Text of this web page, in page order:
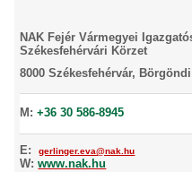
NAK Fejér Vármegyei
Székesfehérvári Körzet
8000 Székesfehérvár,
M: +36 30 586-8945
E: gerlinger.eva@nak.hu
W: www.nak.hu